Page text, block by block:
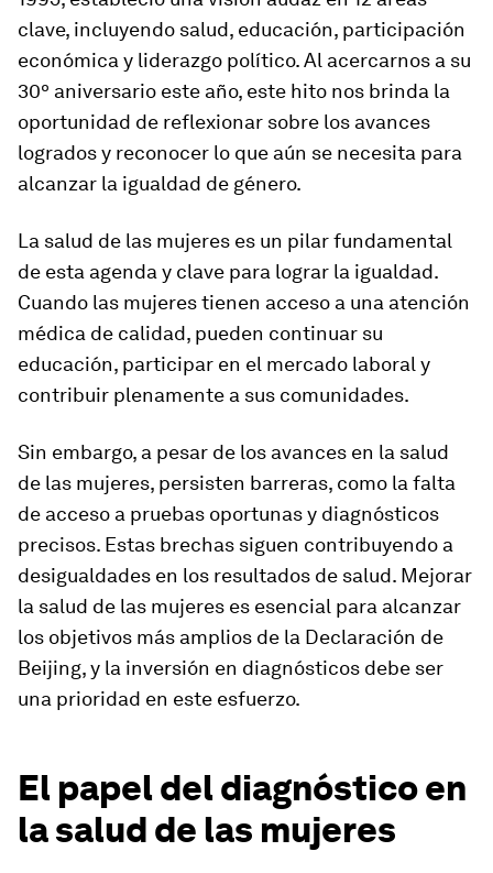
clave, incluyendo salud, educación, participación
económica y liderazgo político. Al acercarnos a su
30º aniversario este año, este hito nos brinda la
oportunidad de reflexionar sobre los avances
logrados y reconocer lo que aún se necesita para
alcanzar la igualdad de género.
La salud de las mujeres es un pilar fundamental
de esta agenda y clave para lograr la igualdad.
Cuando las mujeres tienen acceso a una atención
médica de calidad, pueden continuar su
educación, participar en el mercado laboral y
contribuir plenamente a sus comunidades.
Sin embargo, a pesar de los avances en la salud
de las mujeres, persisten barreras, como la falta
de acceso a pruebas oportunas y diagnósticos
precisos. Estas brechas siguen contribuyendo a
desigualdades en los resultados de salud. Mejorar
la salud de las mujeres es esencial para alcanzar
los objetivos más amplios de la Declaración de
Beijing, y la inversión en diagnósticos debe ser
una prioridad en este esfuerzo.
El papel del diagnóstico en
la salud de las mujeres